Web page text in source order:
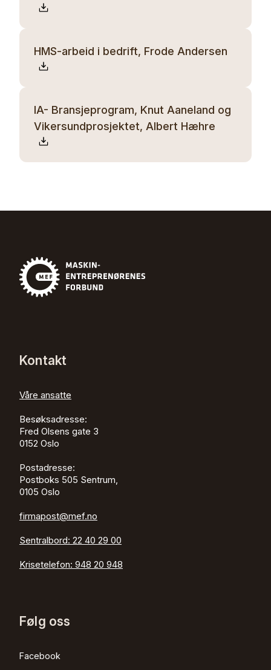
HMS-arbeid i bedrift, Frode Andersen
IA- Bransjeprogram, Knut Aaneland og
Vikersundprosjektet, Albert Hæhre
Kontakt
Våre ansatte
Besøksadresse:
Fred Olsens gate 3
0152 Oslo
Postadresse:
Postboks 505 Sentrum,
0105 Oslo
firmapost@mef.no
Sentralbord: 22 40 29 00
Krisetelefon: 948 20 948
Følg oss
Facebook